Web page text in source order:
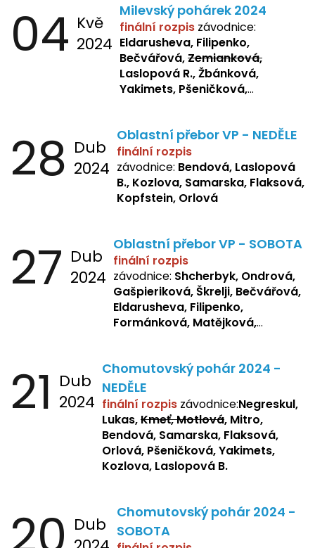
04 Kvě
2024
Milevský pohárek 2024
finální rozpis závodnice:
Eldarusheva, Filipenko,
Bečvářová,Zemianková,
Laslopová R., Žbánková,
Yakimets, Pšeničková,
28 Dub
2024
Oblastní přebor VP - NEDĚLE
finální rozpis
závodnice: Bendová, Laslopová
B., Kozlova, Samarska, Flaksová,
Kopfstein, Orlová
27 Dub
2024
Oblastní přebor VP - SOBOTA
finální rozpis
závodnice: Shcherbyk, Ondrová,
Gašpieriková, Škrelji, Bečvářová,
Eldarusheva, Filipenko,
Formánková, Matějková,
Sochorová, Repetska, Lukas,
Negreskul, Mitro
21 Dub
2024
Chomutovský pohár 2024 -
NEDĚLE
finální rozpis závodnice:Negreskul,
Lukas,Kmeť, Motlová, Mitro,
Bendová, Samarska, Flaksová,
Orlová, Pšeničková, Yakimets,
Kozlova, Laslopová B.
Dub
Chomutovský pohár 2024 -
SOBOTA